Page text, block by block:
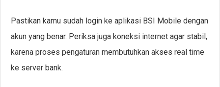
Pastikan kamu sudah login ke aplikasi BSI Mobile dengan
akun yang benar. Periksa juga koneksi internet agar stabil,
karena proses pengaturan membutuhkan akses real time
ke server bank.